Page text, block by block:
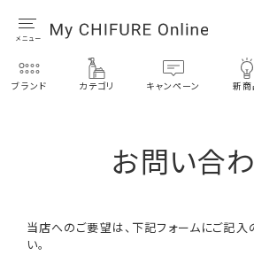
ブランド カテゴリ キャンペーン 新商
お問い合
当店へのご要望は、下記フォームにご記入
い。